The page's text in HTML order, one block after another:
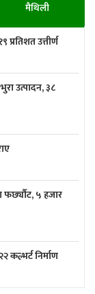
मैथिली
उत्तीर्ण
उत्पादन, ३८
फर्छ्यौट, ५ हजार
कल्भर्ट निर्माण